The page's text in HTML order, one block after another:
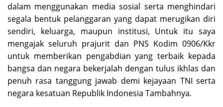
dalam menggunakan media sosial serta menghindari
segala bentuk pelanggaran yang dapat merugikan diri
sendiri, keluarga, maupun institusi, Untuk itu saya
mengajak seluruh prajurit dan PNS Kodim 0906/Kkr
untuk memberikan pengabdian yang terbaik kepada
bangsa dan negara bekerjalah dengan tulus ikhlas dan
penuh rasa tanggung jawab demi kejayaan TNI serta
negara kesatuan Republik Indonesia Tambahnya.